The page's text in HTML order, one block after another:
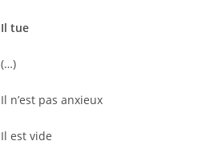
Il tue
(…)
Il n’est pas anxieux
Il est vide